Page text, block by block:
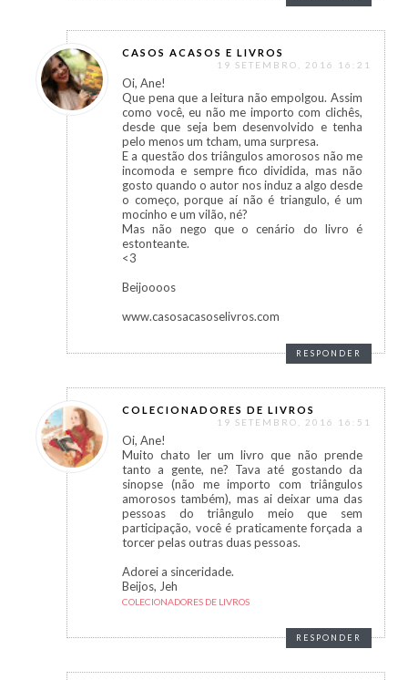
CASOS ACASOS E LIVROS
19 SETEMBRO, 2016 16:21
Oi, Ane!
Que pena que a leitura não empolgou. Assim
como você, eu não me importo com clichês,
desde que seja bem desenvolvido e tenha
pelo menos um tcham, uma surpresa.
E a questão dos triângulos amorosos não me
incomoda e sempre fico dividida, mas não
gosto quando o autor nos induz a algo desde
o começo, porque aí não é triangulo, é um
mocinho e um vilão, né?
Mas não nego que o cenário do livro é
estonteante.
<3
Beijoooos
www.casosacasoselivros.com
RESPONDER
COLECIONADORES DE LIVROS
19 SETEMBRO, 2016 16:51
Oi, Ane!
Muito chato ler um livro que não prende
tanto a gente, ne? Tava até gostando da
sinopse (não me importo com triângulos
amorosos também), mas ai deixar uma das
pessoas do triângulo meio que sem
participação, você é praticamente forçada a
torcer pelas outras duas pessoas.
Adorei a sinceridade.
Beijos, Jeh
COLECIONADORES DE LIVROS
RESPONDER